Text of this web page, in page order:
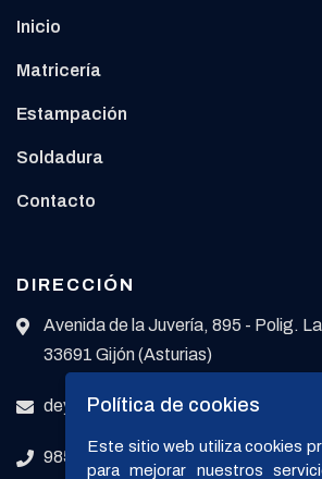
Inicio
Matricería
Estampación
Soldadura
Contacto
DIRECCIÓN
Avenida de la Juvería, 895 - Polig.
33691 Gijón (Asturias)
deyma@deyma.net
985 30 71 91
Política de cookies
Este sitio web utiliza cookies
para mejorar nuestros